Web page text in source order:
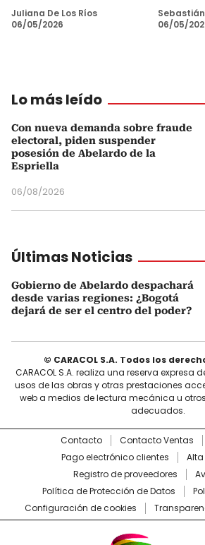
Juliana De Los Ríos
06/05/2026
06/05/
Lo más leído
Con nueva demanda sobre fraude
electoral, piden suspender
posesión de Abelardo de la
Espriella
06/08/2026
Últimas Noticias
Gobierno de Abelardo despachará
desde varias regiones: ¿Bogotá
dejará de ser el centro del poder?
© CARACOL S.A. Todos los
CARACOL S.A. realiza una reserva expresa
usos de las obras y otras prestaciones
web a medios de lectura mecánica u
adecuados.
Contacto Contacto Ventas
Pago electrónico clientes
Registro de proveedores
Política de Protección de Datos
Configuración de cookies